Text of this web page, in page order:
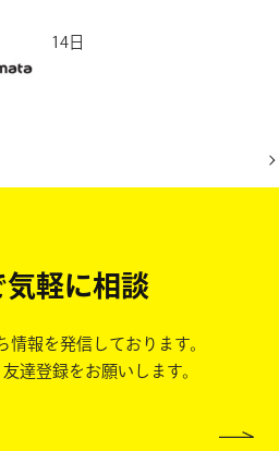
年5月14日
気軽に相談
情報を発信しております。
達登録をお願いします。